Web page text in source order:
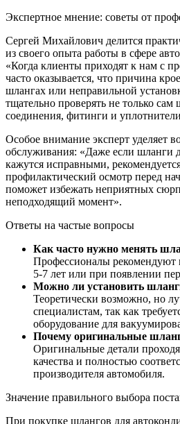
Экспертное мнение: советы от
Сергей Михайлович делится
из своего опыта работы в сфере
«Когда клиенты приходят к нам с
часто оказывается, что причина
шлангах или неправильной
тщательно проверять не только сам
соединения, фитинги и
Особое внимание эксперт уделяет
обслуживания: «Даже если шланги
кажутся исправными,
профилактический осмотр перед
поможет избежать неприятных
неподходящий момент».
Ответы на частые вопросы
Как часто нужно менять
Профессионалы рекомендуют
5-7 лет или при появлении
Можно ли установить
Теоретически возможно, но
специалистам, так как
оборудование для
Почему оригинальные
Оригинальные детали
качества и полностью
производителя автомобиля.
Значение правильного выбора
При покупке шлангов для